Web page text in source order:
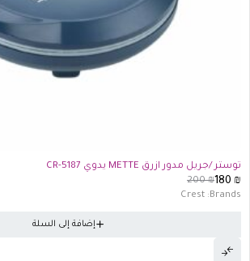
توستر /جريل مدور ازرق METTE يدوي CR-5187
200₪180
Brands:
Crest
إضافة إلى السلة